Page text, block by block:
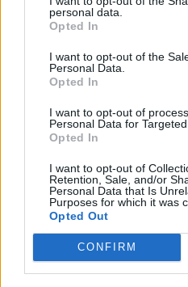
personal data.
Opted In
I want to opt-out of the
Personal Data.
Opted In
I want to opt-out of
Personal Data for Targeted
Opted In
I want to opt-out of
Retention, Sale, and/or
Personal Data that Is
Purposes for which it was
Opted Out
CONFIRM
elején arról beszélt:
eredményt hoz a
nincs értelme a két
tagságáról beszélni.
Schengen
Románia